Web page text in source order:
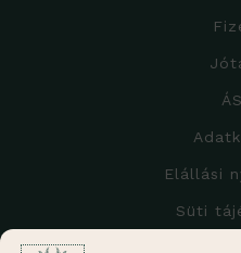
Elállási
Süti